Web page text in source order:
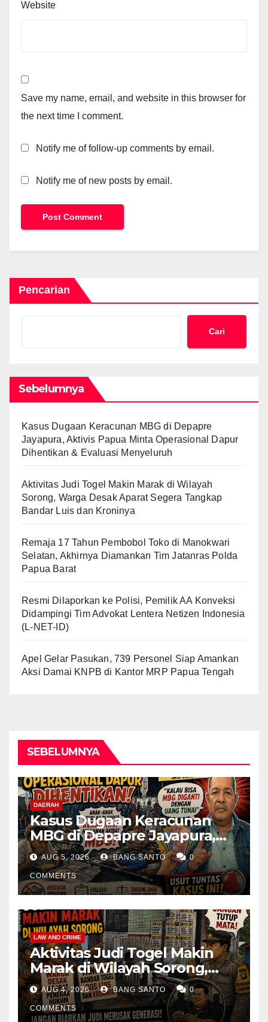
Website
Save my name, email, and website in this browser for
the next time I comment.
Notify me of follow-up comments by email.
Notify me of new posts by email.
Pencarian
Cari
Sebelumnya
Kasus Dugaan Keracunan MBG di Depapre
Jayapura, Aktivis Papua Minta Operasional Dapur
Dihentikan & Evaluasi Menyeluruh
Aktivitas Judi Togel Makin Marak di Wilayah
Sorong, Warga Desak Aparat Segera Tangkap
Bandar Luis dan Kroninya
Remaja 17 Tahun Pembobol Toko di Manokwari
Selatan, Akhirnya Diamankan Tim Jatanras Polda
Papua Barat
Resmi Dilaporkan ke Polisi, Pemilik AA Konveksi
Didampingi Tim Advokat Lentera Netizen Indonesia
(L-NET-ID)
Apel Gelar Pasukan, 739 Personel Siap Amankan
Aksi Damai KNPB di Kantor MRP Papua Tengah
SEBELUMNYA
DAERAH
Kasus Dugaan Keracunan
MBG di Depapre Jayapura,
Aktivis Papua Minta
Operasional Dapur
Dihentikan & Evaluasi
Menyeluruh
AUG 5, 2026 BANG SANTO 0
COMMENTS
LAW AND CRIME
Aktivitas Judi Togel Makin
Marak di Wilayah Sorong,
Warga Desak Aparat Segera
Tangkap Bandar Luis dan
Kroninya
AUG 4, 2026 BANG SANTO 0
COMMENTS